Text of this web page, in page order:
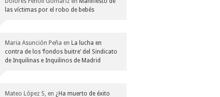
las víctimas por el robo de bebés
Maria Asunción Peña en La lucha en
contra de los ‘fondos buitre’ del Sindicato
de Inquilinas e Inquilinos de Madrid
Mateo López S, en ¿Ha muerto de éxito